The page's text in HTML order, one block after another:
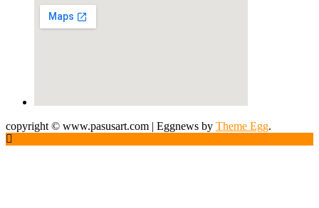
copyright © www.pasusart.com | Eggnews by Theme Egg.